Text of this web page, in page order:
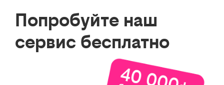
Попробуйте наш
сервис бесплатно